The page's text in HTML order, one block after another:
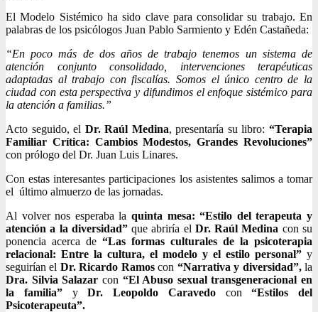
El Modelo Sistémico ha sido clave para consolidar su trabajo. En
palabras de los psicólogos Juan Pablo Sarmiento y Edén Castañeda:
“En poco más de dos años de trabajo tenemos un sistema de
atención conjunto consolidado, intervenciones terapéuticas
adaptadas al trabajo con fiscalías. Somos el único centro de la
ciudad con esta perspectiva y difundimos el enfoque sistémico para
la atención a familias.”
Acto seguido, el Dr. Raúl Medina, presentaría su libro:“Terapia
Familiar Crítica: Cambios Modestos, Grandes Revoluciones”
con prólogo del Dr. Juan Luis Linares.
Con estas interesantes participaciones los asistentes salimos a tomar
el último almuerzo de las jornadas.
Al volver nos esperaba la quinta mesa: “Estilo del terapeuta y
atención a la diversidad”que abriría el Dr. Raúl Medina con su
ponencia acerca de “Las formas culturales de la psicoterapia
relacional: Entre la cultura, el modelo y el estilo personal” y
seguirían el Dr. Ricardo Ramoscon “Narrativa y diversidad”,la
Dra. Silvia Salazar con “El Abuso sexual transgeneracional en
la familia”yDr. Leopoldo Caravedo con“Estilos del
Psicoterapeuta”.